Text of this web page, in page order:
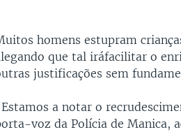
homens estupram
que tal iráfacilitar o
justificações sem
a notar o
voz da Polícia de Manica,